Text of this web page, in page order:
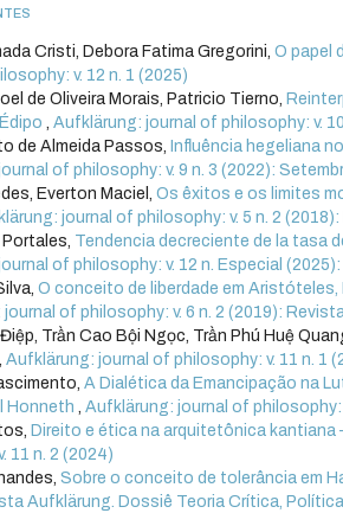
Cristi, Debora Fatima Gregorini,O papel
v. 12 n. 1 (2025)
de Oliveira Morais, Patricio Tierno,
,Aufklärung: journal of philosophy: v.
de Almeida Passos, Influência hegeliana
of philosophy: v. 9 n. 3 (2022):
Everton Maciel,Os êxitos e os limites
journal of philosophy: v. 5 n. 2
Tendencia decreciente de la tasa
of philosophy: v. 12 n. Especial
O conceito de liberdade em
of philosophy: v. 6 n. 2 (2019):
Trần Cao Bội Ngọc, Trần Phú Huệ
,Aufklärung: journal of philosophy: v. 11 n. 1
A Dialética da Emancipação na
Honneth,Aufklärung: journal of
Direito e ética na arquitetônica
11 n. 2 (2024)
Sobre o conceito de tolerância em
Aufklärung. Dossiê Teoria Crítica, Política